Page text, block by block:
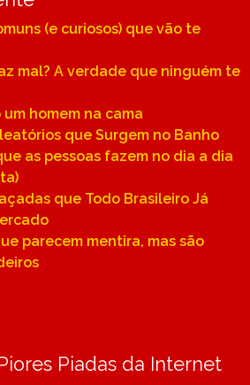
(e curiosos) que vão te
mal? A verdade que ninguém te
homem na cama
que Surgem no Banho
as pessoas fazem no dia a dia
que Todo Brasileiro Já
parecem mentira, mas são
Piadas da Internet